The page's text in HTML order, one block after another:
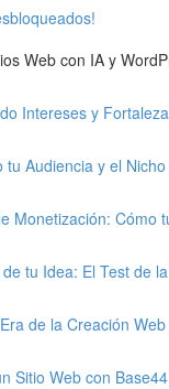
Web con IA y
Intereses y
tu Audiencia y el
Monetización: Cómo
tu Idea: El Test de
de la Creación
Sitio Web con